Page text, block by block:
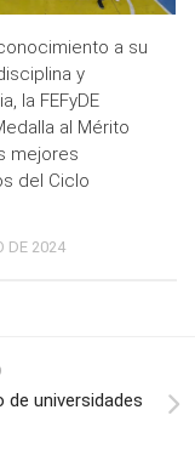
a su
y
la FEFyDE
al Mérito
mejores
del Ciclo
DE 2024
de universidades